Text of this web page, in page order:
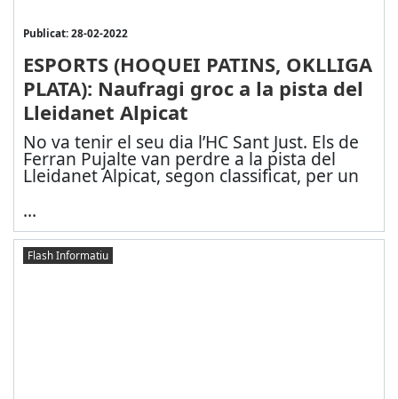
Publicat: 28-02-2022
ESPORTS (HOQUEI PATINS, OKLLIGA
PLATA): Naufragi groc a la pista del
Lleidanet Alpicat
No va tenir el seu dia l’HC Sant Just. Els de
Ferran Pujalte van perdre a la pista del
Lleidanet Alpicat, segon classificat, per un
...
Flash Informatiu